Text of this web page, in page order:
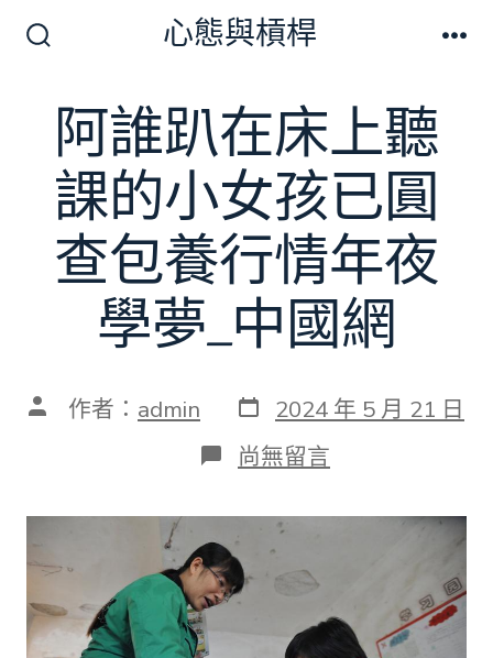
切
開
關
心態與槓桿
阿誰趴在床上聽
課的小女孩已圓
查包養行情年夜
學夢_中國網
文 作者： admin 發
表
日
期
2024 年 5 月 21 日
在
〈阿
趴
在
床
上
聽
課
尚無留言